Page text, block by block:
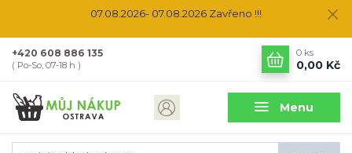
07.08.2026- 07.08.2026 Zavřeno !!!
Menu
+420 608 886 135
( Po-So, 07-18 h )
0 ks
0,00 Kč